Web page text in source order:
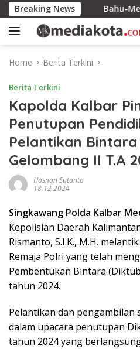
Skip
to
content
Breaking NewsBahu-Membahu di
Home Berita Terkini
Berita Terkini
Kapolda Kalbar
Penutupan
Pelantikan
Gelombang II T.A
Hasnan Sutanto
18.12.2024
Singkawang Polda Kalbar
Kepolisian Daerah
Rismanto, S.I.K., M.H.
Remaja Polri yang telah
Pembentukan Bintara
tahun 2024.
Pelantikan dan pengambilan
dalam upacara penutupan
tahun 2024 yang